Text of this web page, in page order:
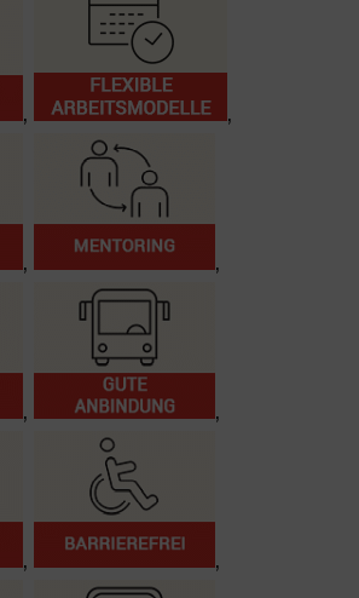
, ,
, ,
, ,
, ,